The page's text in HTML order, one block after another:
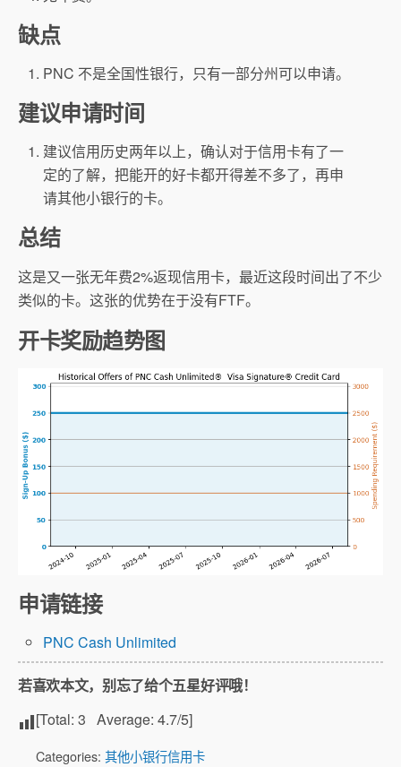
缺点
PNC 不是全国性银行，只有一部分州可以申请。
建议申请时间
建议信用历史两年以上，确认对于信用卡有了一
定的了解，把能开的好卡都开得差不多了，再申
请其他小银行的卡。
总结
这是又一张无年费2%返现信用卡，最近这段时间出了不少
类似的卡。这张的优势在于没有FTF。
开卡奖励趋势图
申请链接
PNC Cash Unlimited
若喜欢本文，别忘了给个五星好评哦！
[Total: 3 Average: 4.7/5]
Categories: 其他小银行信用卡